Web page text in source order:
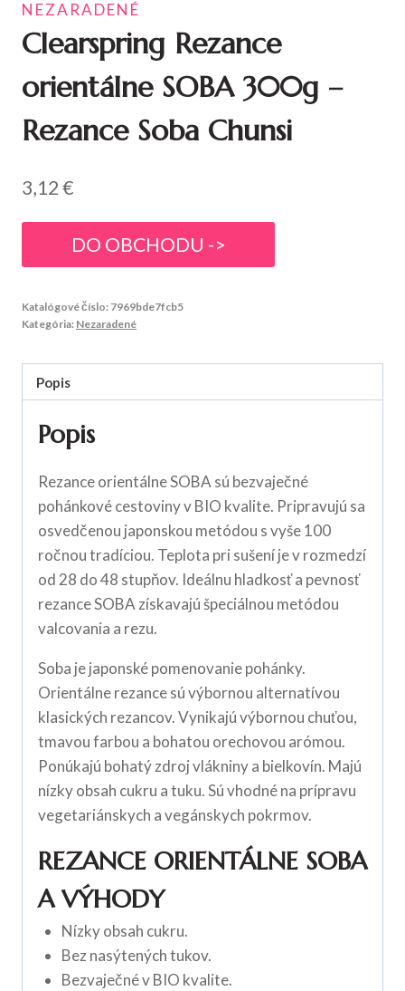
NEZARADENÉ
Clearspring Rezance
orientálne SOBA 300g –
Rezance Soba Chunsi
3,12€
DO OBCHODU ->
Katalógové číslo: 7969bde7fcb5
Kategória: Nezaradené
Popis
Popis
Rezance orientálne SOBA sú bezvaječné
pohánkové cestoviny v BIO kvalite. Pripravujú sa
osvedčenou japonskou metódou s vyše 100
ročnou tradíciou. Teplota pri sušení je v rozmedzí
od 28 do 48 stupňov. Ideálnu hladkosť a pevnosť
rezance SOBA získavajú špeciálnou metódou
valcovania a rezu.
Soba je japonské pomenovanie pohánky.
Orientálne rezance sú výbornou alternatívou
klasických rezancov. Vynikajú výbornou chuťou,
tmavou farbou a bohatou orechovou arómou.
Ponúkajú bohatý zdroj vlákniny a bielkovín. Majú
nízky obsah cukru a tuku. Sú vhodné na prípravu
vegetariánskych a vegánskych pokrmov.
REZANCE ORIENTÁLNE SOBA
A VÝHODY
Nízky obsah cukru.
Bez nasýtených tukov.
Bezvaječné v BIO kvalite.